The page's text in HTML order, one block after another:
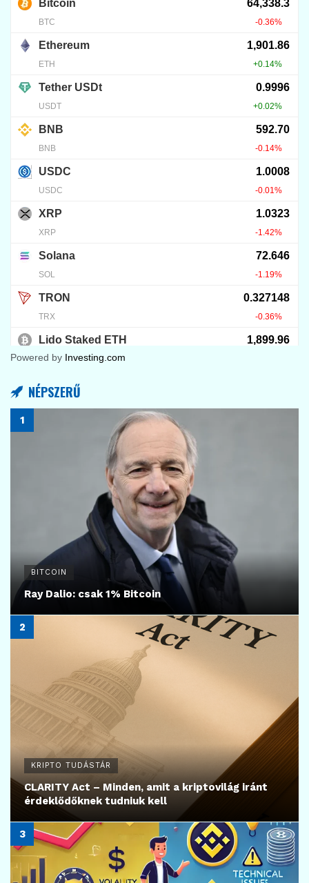
Powered by Investing.com
NÉPSZERŰ
BITCOIN
Ray Dalio: csak 1% Bitcoin
KRIPTO TUDÁSTÁR
CLARITY Act – Minden, amit a kriptovilág iránt
érdeklődőknek tudniuk kell